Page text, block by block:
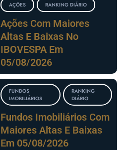
AÇÕES RANKING DIÁRIO
Ações Com Maiores
Altas E Baixas No
IBOVESPA Em
05/08/2026
FUNDOS
IMOBILIÁRIOS
RANKING
DIÁRIO
Fundos Imobiliários Com
Maiores Altas E Baixas
Em 05/08/2026